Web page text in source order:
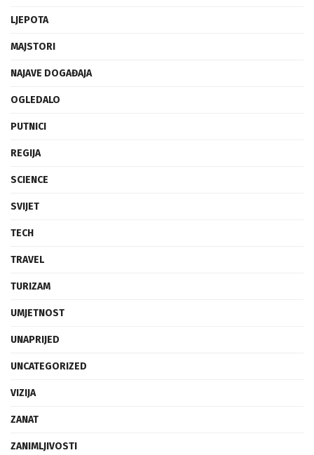
LJEPOTA
MAJSTORI
NAJAVE DOGAĐAJA
OGLEDALO
PUTNICI
REGIJA
SCIENCE
SVIJET
TECH
TRAVEL
TURIZAM
UMJETNOST
UNAPRIJED
UNCATEGORIZED
VIZIJA
ZANAT
ZANIMLJIVOSTI